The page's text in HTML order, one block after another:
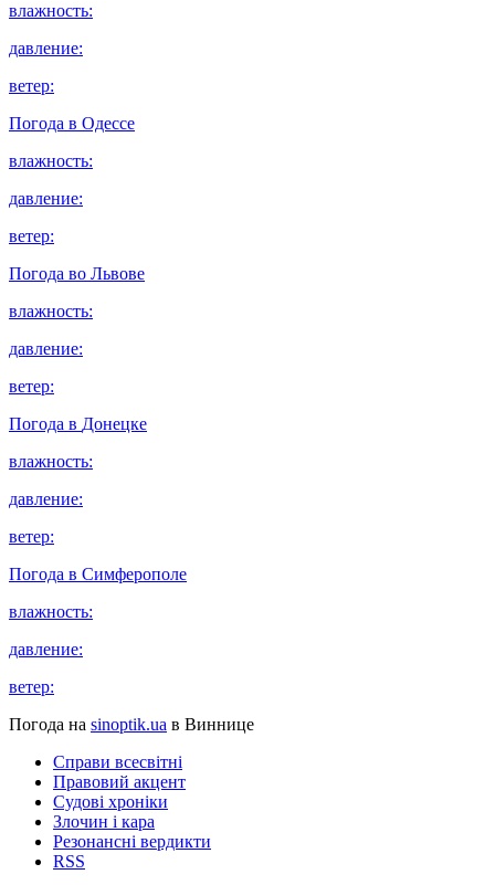
влажность:
давление:
ветер:
Погода в Одессе
влажность:
давление:
ветер:
Погода во Львове
влажность:
давление:
ветер:
Погода в Донецке
влажность:
давление:
ветер:
Погода в Симферополе
влажность:
давление:
ветер:
Погода на sinoptik.ua в Виннице
Справи всесвітні
Правовий акцент
Судові хроніки
Злочин і кара
Резонансні вердикти
RSS